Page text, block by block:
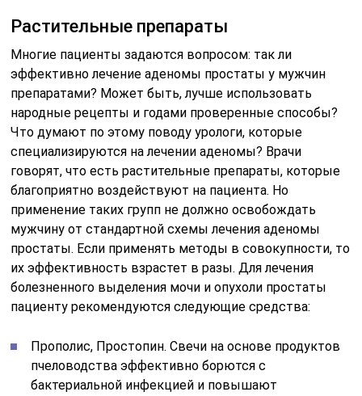
Растительные препараты
Многие пациенты задаются вопросом: так ли
эффективно лечение аденомы простаты у мужчин
препаратами? Может быть, лучше использовать
народные рецепты и годами проверенные способы?
Что думают по этому поводу урологи, которые
специализируются на лечении аденомы? Врачи
говорят, что есть растительные препараты, которые
благоприятно воздействуют на пациента. Но
применение таких групп не должно освобождать
мужчину от стандартной схемы лечения аденомы
простаты. Если применять методы в совокупности, то
их эффективность взрастет в разы. Для лечения
болезненного выделения мочи и опухоли простаты
пациенту рекомендуются следующие средства:
Прополис, Простопин. Свечи на основе продуктов
пчеловодства эффективно борются с
бактериальной инфекцией и повышают